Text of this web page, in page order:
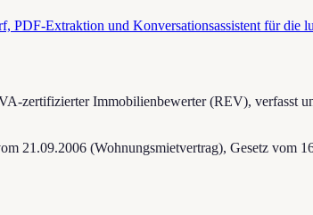
PDF-Extraktion und Konversationsassistent für die
zertifizierter Immobilienbewerter (REV), verfasst
21.09.2006 (Wohnungsmietvertrag), Gesetz